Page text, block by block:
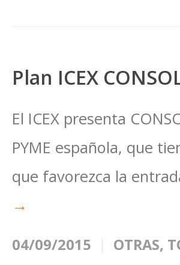
Plan ICEX
El ICEX presenta
PYME española, que
que favorezca la
→
04/09/2015 OTRAS,